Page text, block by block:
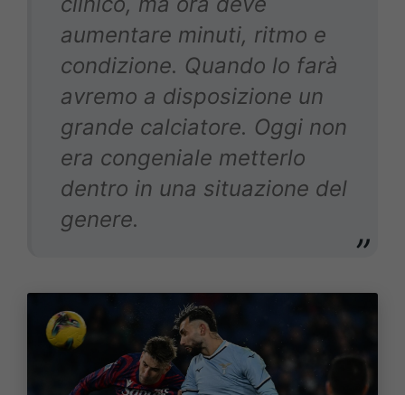
aumentare minuti, ritmo e
condizione. Quando lo farà
avremo a disposizione un
grande calciatore. Oggi non
era congeniale metterlo
dentro in una situazione del
genere.